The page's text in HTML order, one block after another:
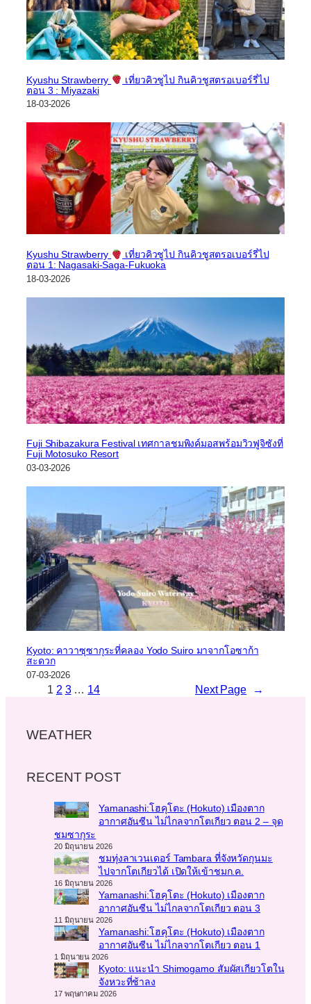
Kyushu Strawberry
เที่ยวคิวชูไป กินคิวชูสตรอเบอร์รี่ไป
ตอน 3 : Miyazaki
18-03-2026
Kyushu Strawberry
เที่ยวคิวชูไป กินคิวชูสตรอเบอร์รี่ไป
ตอน 1: Nagasaki-Saga-Fukuoka
18-03-2026
Fuji Shibazakura Festival เทศกาลชมพิงค์มอสพร้อมวิวฟูจิซังที่
Fuji Motosuko Resort
03-03-2026
Kyoto: คาวาซุซากุระที่คลอง Yodo Suiro มาจากโอซาก้า
สะดวก
07-03-2026
1 2 3 … 14 Next Page →
WEATHER
RECENT POST
Yamanashi:โฮคุโตะ (Hokuto) เมืองตาก
อากาศอันซีน ไม่ไกลจากโตเกียว ตอน 2 – จุด
ชมซากุระ
20 มิถุนายน 2026
ชมทุ่งลาเวนเดอร์ Tambara ที่จังหวัดกุนมะ
ไปจากโตเกียวได้ เปิดให้เข้าชมก.ค.
16 มิถุนายน 2026
Yamanashi:โฮคุโตะ (Hokuto) เมืองตาก
อากาศอันซีน ไม่ไกลจากโตเกียว ตอน 3
11 มิถุนายน 2026
Yamanashi:โฮคุโตะ (Hokuto) เมืองตาก
อากาศอันซีน ไม่ไกลจากโตเกียว ตอน 1
1 มิถุนายน 2026
Kyoto: แนะนำ Shimogamo สัมผัสเกียวโตใน
จังหวะที่ช้าลง
17 พฤษภาคม 2026